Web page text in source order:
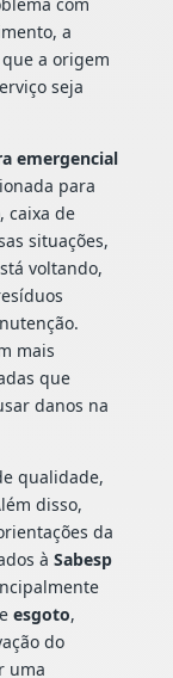
a
a origem
seja
emergencial
para
caixa de
situações,
voltando,
mais
que
danos na
qualidade,
disso,
da
à Sabesp
esgoto,
do
uma